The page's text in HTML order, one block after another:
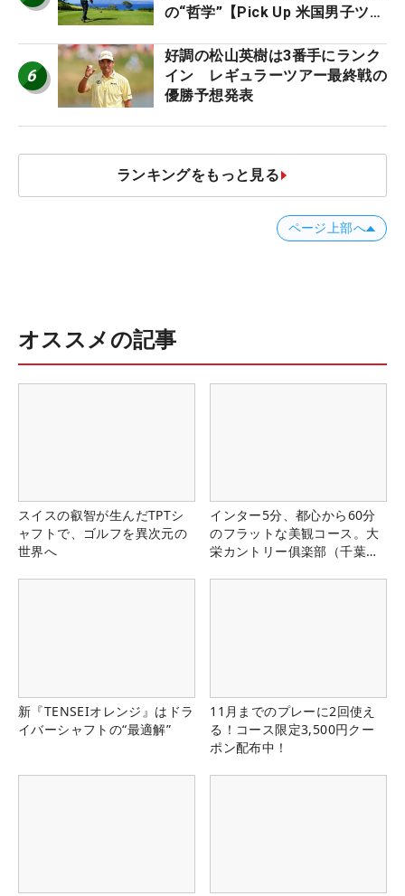
の“哲学”【Pick Up 米国男子ツア
6
好調の松山英樹は3番手にランク
イン レギュラーツアー最終戦の
優勝予想発表
ランキングをもっと見る
ページ上部へ
オススメの記事
スイスの叡智が生んだTPTシ
ャフトで、ゴルフを異次元の
世界へ
インター5分、都心から60分
のフラットな美観コース。大
栄カントリー俱楽部（千葉
新『TENSEIオレンジ』はドラ
イバーシャフトの“最適解”
11月までのプレーに2回使え
る！コース限定3,500円クー
ポン配布中！